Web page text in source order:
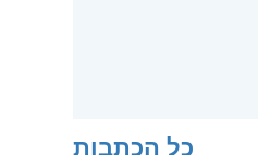
כל הכתבות